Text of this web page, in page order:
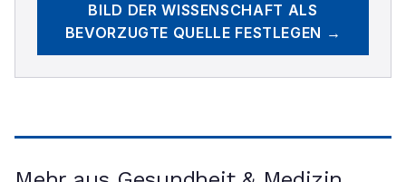
BILD DER WISSENSCHAFT ALS
BEVORZUGTE QUELLE FESTLEGEN →